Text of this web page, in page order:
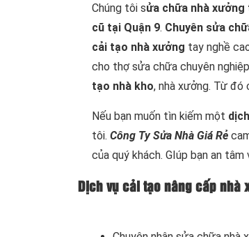
Chúng tôi sửa chữa nhà xưởng
cũ tại Quận 9. Chuyên sửa
cải tạo nhà xưởng tay nghề
cho thợ sửa chữa chuyên
tạo nhà kho, nhà xưởng. Từ đó
Nếu bạn muốn tìn kiếm một
tôi. Công Ty Sửa Nhà Giá Rẻ
của quý khách. GIúp bạn an tâm
Dịch vụ cải tạo nâng cấp nhà